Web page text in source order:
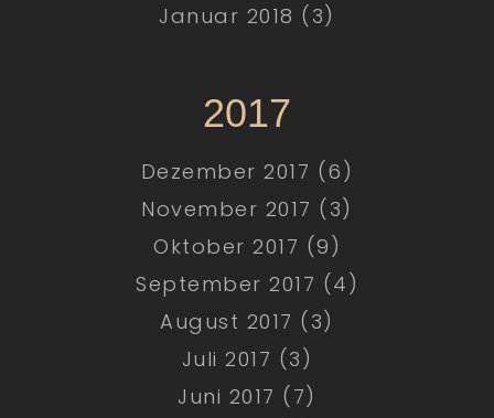
Januar 2018 (3)
2017
Dezember 2017 (6)
November 2017 (3)
Oktober 2017 (9)
September 2017 (4)
August 2017 (3)
Juli 2017 (3)
Juni 2017 (7)